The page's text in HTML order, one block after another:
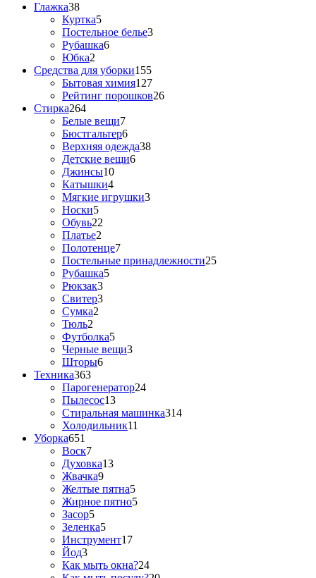
Глажка38
Куртка5
Постельное белье3
Рубашка6
Юбка2
Средства для уборки155
Бытовая химия127
Рейтинг порошков26
Стирка264
Белые вещи7
Бюстгальтер6
Верхняя одежда38
Детские вещи6
Джинсы10
Катышки4
Мягкие игрушки3
Носки5
Обувь22
Платье2
Полотенце7
Постельные принадлежности25
Рубашка5
Рюкзак3
Свитер3
Сумка2
Тюль2
Футболка5
Черные вещи3
Шторы6
Техника363
Парогенератор24
Пылесос13
Стиральная машинка314
Холодильник11
Уборка651
Воск7
Духовка13
Жвачка9
Желтые пятна5
Жирное пятно5
Засор5
Зеленка5
Инструмент17
Йод3
Как мыть окна?24